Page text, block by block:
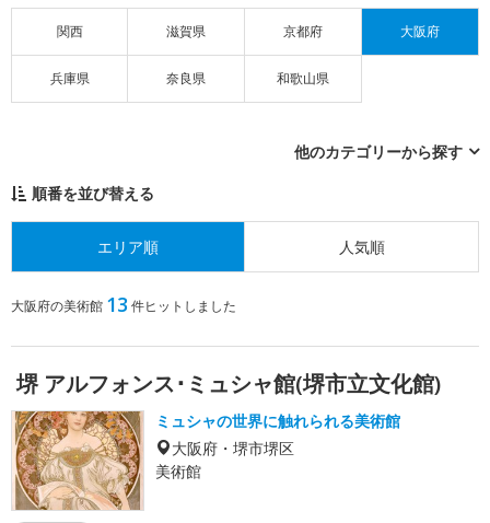
関西 滋賀県 京都府 大阪府
兵庫県 奈良県 和歌山県
他のカテゴリーから探す
順番を並び替える
エリア順 人気順
大阪府の美術館 13 件ヒットしました
堺 アルフォンス･ミュシャ館(堺市立文化館)
ミュシャの世界に触れられる美術館
大阪府・堺市堺区
美術館